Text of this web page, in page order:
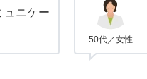
ュニケー
50代／女性